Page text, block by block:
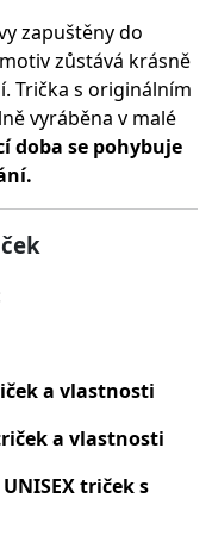
zapuštěny do
zůstává krásně
Trička s originálním
vyráběna v malé
doba se pohybuje
a vlastnosti
a vlastnosti
triček s